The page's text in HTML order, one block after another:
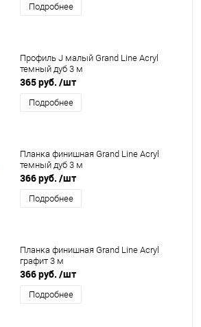
Подробнее
Профиль J малый Grand Line Acryl
темный дуб 3 м
365 руб. /шт
Подробнее
Планка финишная Grand Line Acryl
темный дуб 3 м
366 руб. /шт
Подробнее
Планка финишная Grand Line Acryl
графит 3 м
366 руб. /шт
Подробнее